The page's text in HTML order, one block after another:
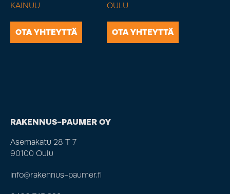
RAKENNUS-PAUMER OY
Asemakatu 28 T 7
90100 Oulu
info@rakennus-paumer.fi
KAINUU
OTA YHTEYTTÄ
OULU
OTA YHTEYTTÄ